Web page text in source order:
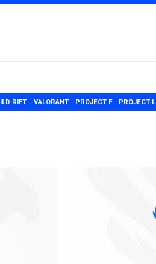
RIFT VALORANT PROJECT F PROJECT L